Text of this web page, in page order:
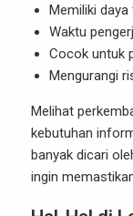
Memiliki daya
Waktu
Cocok untuk
Mengurangi
Melihat
kebutuhan
banyak dicari
ingin